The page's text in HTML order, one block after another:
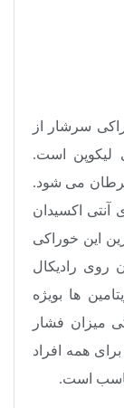
سرشار از
لیکوپن است.
سرطان می شود.
آنتی اکسیدان
این خوراکی
روی رادیکال
ها بویژه
میزان فشار
همه افراد
است.